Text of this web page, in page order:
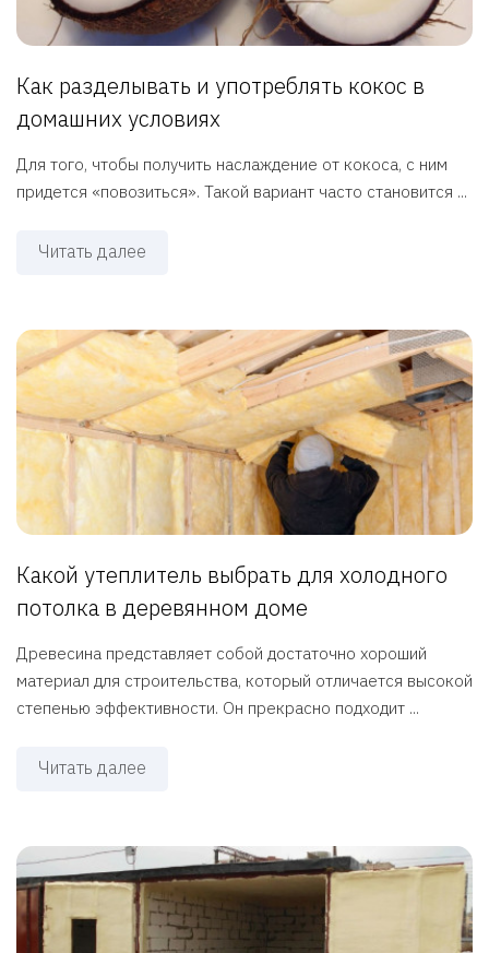
Как разделывать и употреблять кокос в
домашних условиях
Для того, чтобы получить наслаждение от кокоса, с ним
придется «повозиться». Такой вариант часто становится ...
Читать далее
Какой утеплитель выбрать для холодного
потолка в деревянном доме
Древесина представляет собой достаточно хороший
материал для строительства, который отличается высокой
степенью эффективности. Он прекрасно подходит ...
Читать далее